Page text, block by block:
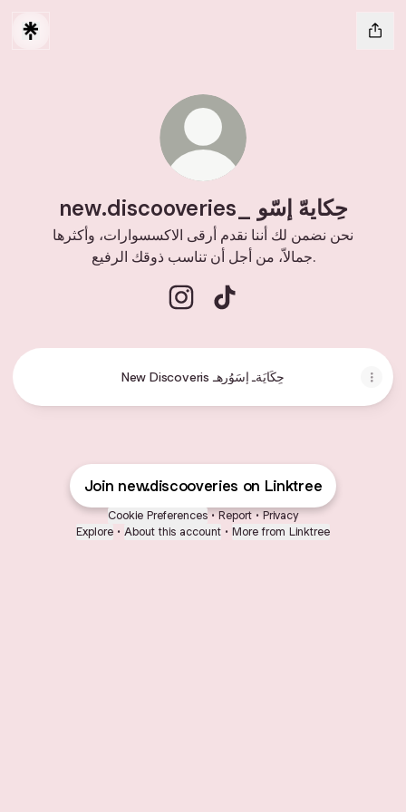
new.discooveries_ حِكايهّ إسّو
نحن نضمن لك أننا نقدم أرقى الاكسسوارات، وأكثرها
جمالاّ، من أجل أن تناسب ذوقك الرفيع.
New Discoveris حٍكَايَةـ إسَوُرهـ
Join new.discooveries on Linktree
Cookie Preferences • Report • Privacy
Explore • About this account • More from Linktree